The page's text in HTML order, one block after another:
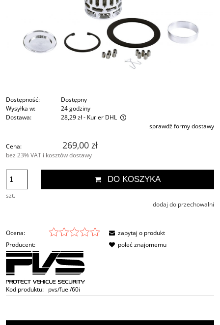
Dostępność:
Dostępny
Wysyłka w:
24 godziny
Dostawa:
28,29 zł- Kurier DHL
Cena nie zawiera ewentualnych kosztów płatnościsprawdź formy dostawy
Cena: 269,00 zł
bez 23% VAT i kosztów dostawy
szt.
DO KOSZYKA
dodaj do przechowalni
Ocena:
Producent:
Kod produktu: pvs/fuel/60i
zapytaj o produkt
poleć znajomemu